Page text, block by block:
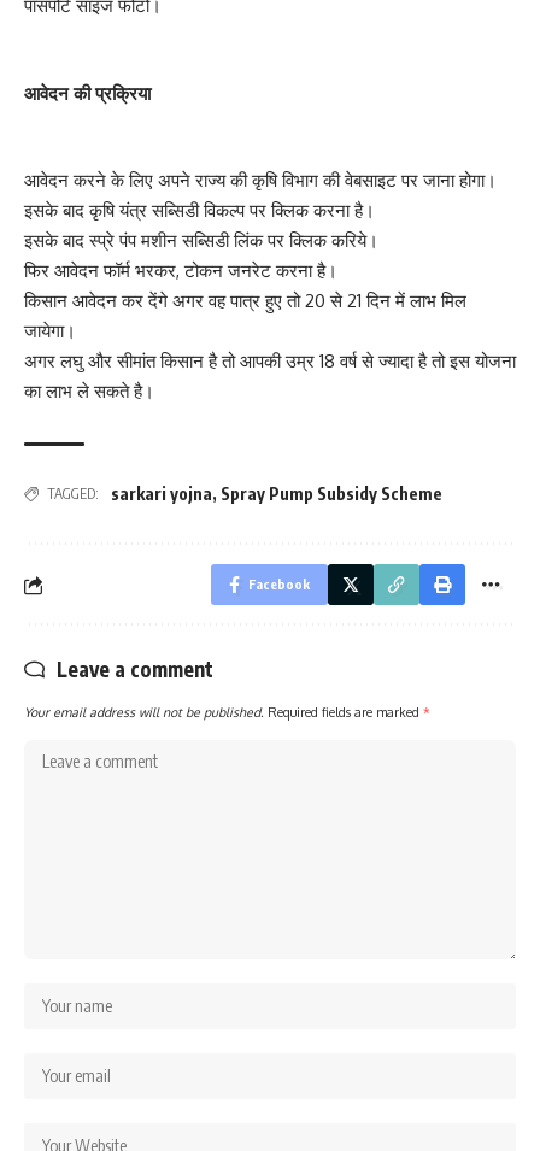
पासपोर्ट साइज फोटो।
आवेदन की प्रक्रिया
आवेदन करने के लिए अपने राज्य की कृषि विभाग की वेबसाइट पर जाना होगा।
इसके बाद कृषि यंत्र सब्सिडी विकल्प पर क्लिक करना है।
इसके बाद स्प्रे पंप मशीन सब्सिडी लिंक पर क्लिक करिये।
फिर आवेदन फॉर्म भरकर, टोकन जनरेट करना है।
किसान आवेदन कर देंगे अगर वह पात्र हुए तो 20 से 21 दिन में लाभ मिल
जायेगा।
अगर लघु और सीमांत किसान है तो आपकी उम्र 18 वर्ष से ज्यादा है तो इस योजना
का लाभ ले सकते है।
TAGGED: sarkari yojna, Spray Pump Subsidy Scheme
Facebook
Leave a comment
Your email address will not be published. Required fields are marked *